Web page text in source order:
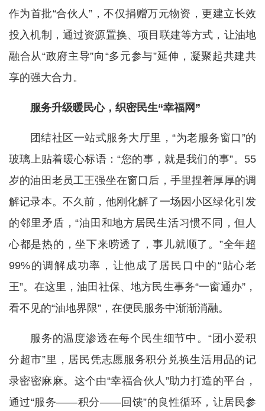
作为首批“合伙人”，不仅捐赠万元物资，更建立长效
投入机制，通过资源置换、项目联建等方式，让油地
融合从“政府主导”向“多元参与”延伸，凝聚起共建共
享的强大合力。
服务升级暖民心，织密民生“幸福网”
团结社区一站式服务大厅里，“为老服务窗口”的
玻璃上贴着暖心标语：“您的事，就是我们的事”。55
岁的油田老员工王强坐在窗口后，手里捏着厚厚的调
解记录本。不久前，他刚化解了一场因小区绿化引发
的邻里矛盾，“油田和地方居民生活习惯不同，但人
心都是热的，坐下来唠透了，事儿就顺了。”全年超
99%的调解成功率，让他成了居民口中的“贴心老
王”。在这里，油田社保、地方民生事务“一窗通办”，
看不见的“油地界限”，在便民服务中渐渐消融。
服务的温度渗透在每个民生细节中。“团小爱积
分超市”里，居民凭志愿服务积分兑换生活用品的记
录密密麻麻。这个由“幸福合伙人”助力打造的平台，
通过“服务——积分——回馈”的良性循环，让居民参